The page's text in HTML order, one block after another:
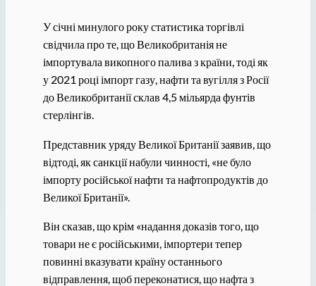
У січні минулого року статистика торгівлі
свідчила про те, що Великобританія не
імпортувала викопного палива з країни, тоді як
у 2021 році імпорт газу, нафти та вугілля з Росії
до Великобританії склав 4,5 мільярда фунтів
стерлінгів.
Представник уряду Великої Британії заявив, що
відтоді, як санкції набули чинності, «не було
імпорту російської нафти та нафтопродуктів до
Великої Британії».
Він сказав, що крім «надання доказів того, що
товари не є російськими, імпортери тепер
повинні вказувати країну останнього
відправлення, щоб переконатися, що нафта з